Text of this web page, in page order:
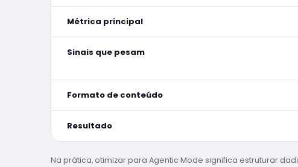
Métrica principal
Sinais que pesam
Formato de conteúdo
Resultado
Na prática, otimizar para Agentic Mode significa estruturar